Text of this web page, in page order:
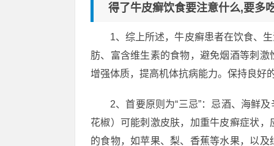
得了牛皮癣饮食要注意什么,要多
1、综上所述，牛皮癣患者在饮食、
肪、富含维生素的食物，避免烟酒等刺
增强体质，提高机体抗病能力。保持良好
2、首要原则为“三忌”：忌酒、海鲜
花椒）可能刺激皮肤，加重牛皮癣症状
的食物，如苹果、梨、香蕉等水果，以